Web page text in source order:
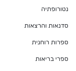
נטורופתיה
סדנאות והרצאות
ספרות רוחנית
ספרי בריאות